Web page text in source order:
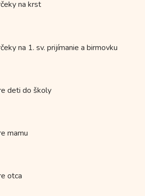
na krst
na 1. sv. prijímanie a birmovku
deti do školy
mamu
otca